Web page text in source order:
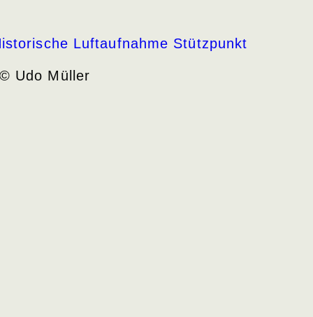
© Udo Müller